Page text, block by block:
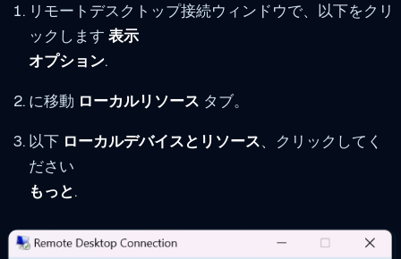
リモートデスクトップ接続ウィンドウで、以下をクリ
ックします 表示
オプション.
に移動 ローカルリソース タブ。
以下 ローカルデバイスとリソース、クリックしてく
ださい
もっと.